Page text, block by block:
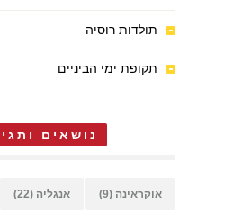
תולדות רוסיה
תקופת ימי הביניים
נושאים
אוקראינה (9) אנגליה (22)